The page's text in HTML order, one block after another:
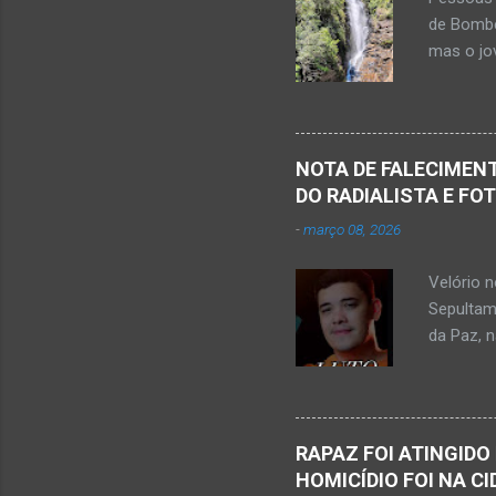
s
de
mas o
Mato
feira,
Minas.
Rosa,
NOTA DE
DO RADIALISTA E
-março 08, 2026
Velório
da Paz,
desse
Nardone
Sílvio da
RAPAZ FOI
HOMICÍDIO FOI NA